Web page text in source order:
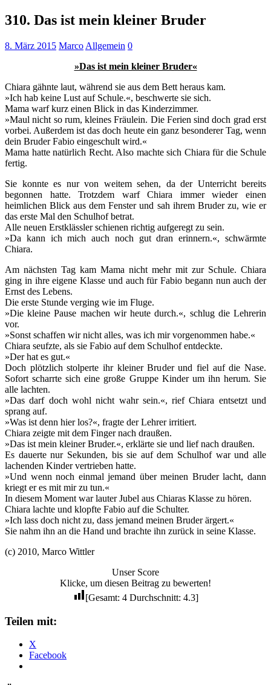
310. Das ist mein kleiner Bruder
8. März 2015 Marco Allgemein 0
»Das ist mein kleiner Bruder«
Chiara gähnte laut, während sie aus dem Bett heraus kam.
»Ich hab keine Lust auf Schule.«, beschwerte sie sich.
Mama warf kurz einen Blick in das Kinderzimmer.
»Maul nicht so rum, kleines Fräulein. Die Ferien sind doch grad erst
vorbei. Außerdem ist das doch heute ein ganz besonderer Tag, wenn
dein Bruder Fabio eingeschult wird.«
Mama hatte natürlich Recht. Also machte sich Chiara für die Schule
fertig.
Sie konnte es nur von weitem sehen, da der Unterricht bereits
begonnen hatte. Trotzdem warf Chiara immer wieder einen
heimlichen Blick aus dem Fenster und sah ihrem Bruder zu, wie er
das erste Mal den Schulhof betrat.
Alle neuen Erstklässler schienen richtig aufgeregt zu sein.
»Da kann ich mich auch noch gut dran erinnern.«, schwärmte
Chiara.
Am nächsten Tag kam Mama nicht mehr mit zur Schule. Chiara
ging in ihre eigene Klasse und auch für Fabio begann nun auch der
Ernst des Lebens.
Die erste Stunde verging wie im Fluge.
»Die kleine Pause machen wir heute durch.«, schlug die Lehrerin
vor.
»Sonst schaffen wir nicht alles, was ich mir vorgenommen habe.«
Chiara seufzte, als sie Fabio auf dem Schulhof entdeckte.
»Der hat es gut.«
Doch plötzlich stolperte ihr kleiner Bruder und fiel auf die Nase.
Sofort scharrte sich eine große Gruppe Kinder um ihn herum. Sie
alle lachten.
»Das darf doch wohl nicht wahr sein.«, rief Chiara entsetzt und
sprang auf.
»Was ist denn hier los?«, fragte der Lehrer irritiert.
Chiara zeigte mit dem Finger nach draußen.
»Das ist mein kleiner Bruder.«, erklärte sie und lief nach draußen.
Es dauerte nur Sekunden, bis sie auf dem Schulhof war und alle
lachenden Kinder vertrieben hatte.
»Und wenn noch einmal jemand über meinen Bruder lacht, dann
kriegt er es mit mir zu tun.«
In diesem Moment war lauter Jubel aus Chiaras Klasse zu hören.
Chiara lachte und klopfte Fabio auf die Schulter.
»Ich lass doch nicht zu, dass jemand meinen Bruder ärgert.«
Sie nahm ihn an die Hand und brachte ihn zurück in seine Klasse.
(c) 2010, Marco Wittler
Unser Score
Klicke, um diesen Beitrag zu bewerten!
[Gesamt: 4Durchschnitt: 4.3]
Teilen mit:
X
Facebook